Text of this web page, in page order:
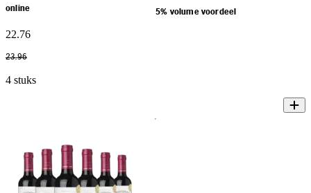
online 5% volume voordeel
22.76
23.96
4 stuks